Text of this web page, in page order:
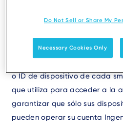
En Ingenico, damos prioridad
Para evitar el acceso no
o ID de dispositivo de cada
que utiliza para acceder a la
garantizar que sólo sus
pueden operar su cuenta
Do Not Sell or Share My
Necessary Cookies Only